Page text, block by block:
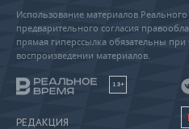
Использование материалов
предварительного согласия
прямая гиперссылка обязательны
воспроизведении материалов.
18+
РЕДАКЦИЯ